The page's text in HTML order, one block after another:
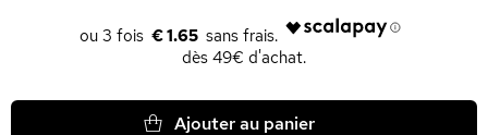
€ 1.65
dès 49€ d'achat.
Ajouter au panier